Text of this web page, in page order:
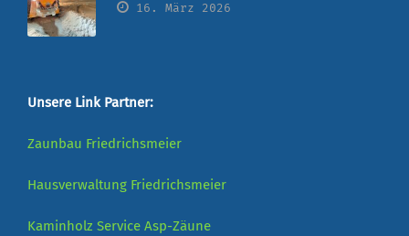
16. März 2026
Unsere Link Partner:
Zaunbau Friedrichsmeier
Hausverwaltung Friedrichsmeier
Kaminholz Service Asp-Zäune